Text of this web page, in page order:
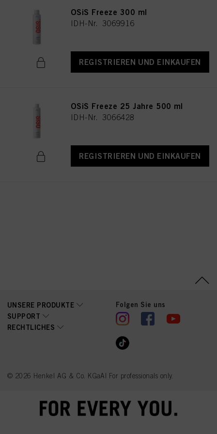
OSiS Freeze 300 ml
IDH-Nr. 3069916
REGISTRIEREN UND EINKAUFEN
OSiS Freeze 25 Jahre 500 ml
IDH-Nr. 3066428
REGISTRIEREN UND EINKAUFEN
UNSERE PRODUKTE
SUPPORT
RECHTLICHES
Folgen Sie uns
© 2026 Henkel AG & Co. KGaA| For professionals only.